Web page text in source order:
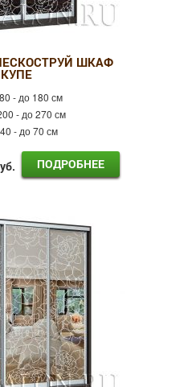
ШКАФ
КУПЕ
- до 180 см
- до 270 см
- до 70 см
ПОДРОБНЕЕ